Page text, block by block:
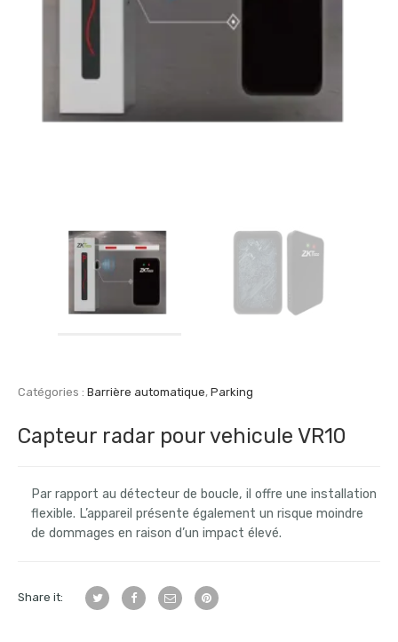
Catégories : Barrière automatique, Parking
Capteur radar pour vehicule VR10
Par rapport au détecteur de boucle, il offre une installation
flexible. L’appareil présente également un risque moindre
de dommages en raison d’un impact élevé.
Share it: